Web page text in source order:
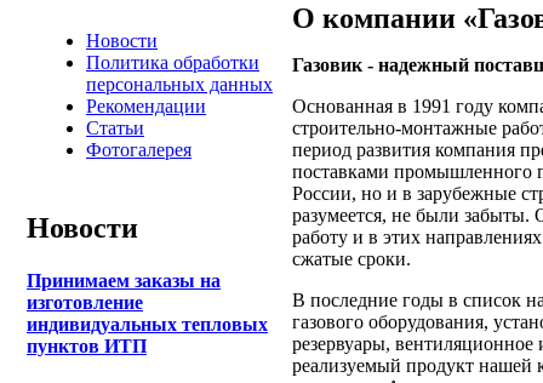
Новости
Политика обработки
персональных данных
Рекомендации
Статьи
Фотогалерея
Новости
Принимаем заказы на
изготовление
индивидуальных тепловых
пунктов ИТП
О компании
Газовик - надежный
Основанная в 1991 году
строительно-монтажные
период развития компания
поставками промышленного
России, но и в зарубежные
разумеется, не были
работу и в этих
сжатые сроки.
В последние годы в список
газового оборудования,
резервуары, вентиляционное
реализуемый продукт нашей